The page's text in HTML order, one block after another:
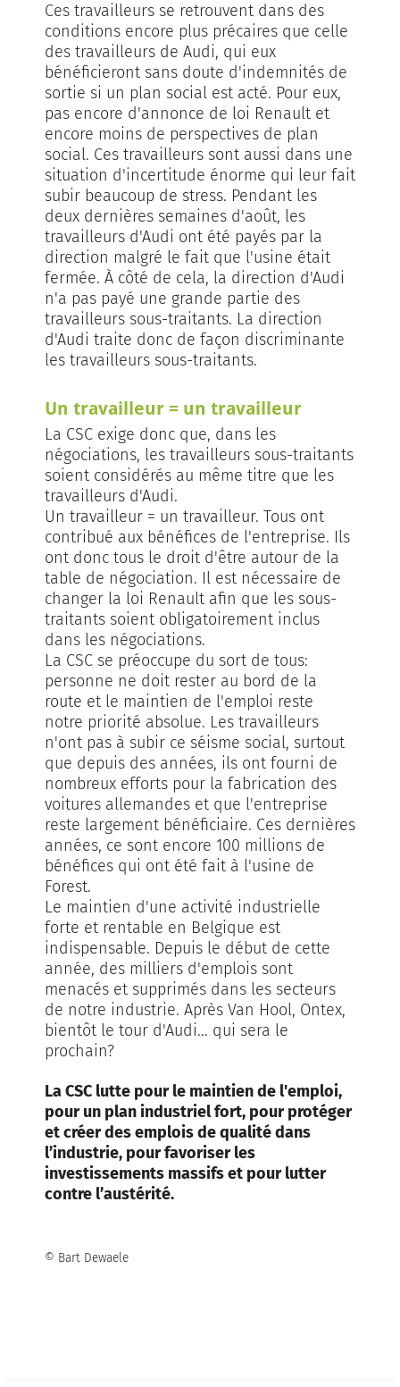
Ces travailleurs se retrouvent dans des
conditions encore plus précaires que celle
des travailleurs de Audi, qui eux
bénéficieront sans doute d'indemnités de
sortie si un plan social est acté. Pour eux,
pas encore d'annonce de loi Renault et
encore moins de perspectives de plan
social. Ces travailleurs sont aussi dans une
situation d'incertitude énorme qui leur fait
subir beaucoup de stress. Pendant les
deux dernières semaines d'août, les
travailleurs d'Audi ont été payés par la
direction malgré le fait que l'usine était
fermée. À côté de cela, la direction d'Audi
n'a pas payé une grande partie des
travailleurs sous-traitants. La direction
d'Audi traite donc de façon discriminante
les travailleurs sous-traitants.
Un travailleur = un travailleur
La CSC exige donc que, dans les
négociations, les travailleurs sous-traitants
soient considérés au même titre que les
travailleurs d'Audi.
Un travailleur = un travailleur. Tous ont
contribué aux bénéfices de l'entreprise. Ils
ont donc tous le droit d'être autour de la
table de négociation. Il est nécessaire de
changer la loi Renault afin que les sous-
traitants soient obligatoirement inclus
dans les négociations.
La CSC se préoccupe du sort de tous:
personne ne doit rester au bord de la
route et le maintien de l'emploi reste
notre priorité absolue. Les travailleurs
n'ont pas à subir ce séisme social, surtout
que depuis des années, ils ont fourni de
nombreux efforts pour la fabrication des
voitures allemandes et que l'entreprise
reste largement bénéficiaire. Ces dernières
années, ce sont encore 100 millions de
bénéfices qui ont été fait à l'usine de
Forest.
Le maintien d'une activité industrielle
forte et rentable en Belgique est
indispensable. Depuis le début de cette
année, des milliers d'emplois sont
menacés et supprimés dans les secteurs
de notre industrie. Après Van Hool, Ontex,
bientôt le tour d'Audi... qui sera le
prochain?
La CSC lutte pour le maintien de l'emploi,
pour un plan industriel fort, pour protéger
et créer des emplois de qualité dans
l’industrie, pour favoriser les
investissements massifs et pour lutter
contre l’austérité.
© Bart Dewaele